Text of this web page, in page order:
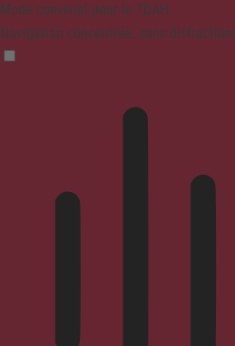
Mode convivial pour le TDAH
Navigation concentrée, sans